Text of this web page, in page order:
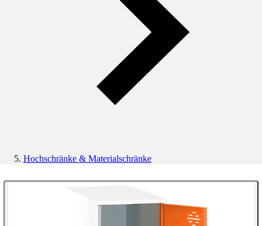
Hochschränke & Materialschränke